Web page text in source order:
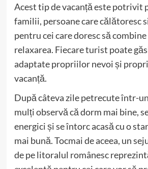
Acest tip de vacanță este potrivit
familii, persoane care călătoresc
pentru cei care doresc să
relaxarea. Fiecare turist poate
adaptate propriilor nevoi și
vacanță.
După câteva zile petrecute într-
mulți observă că dorm mai bine,
energici și se întorc acasă cu o
mai bună. Tocmai de aceea, un
de pe litoralul românesc